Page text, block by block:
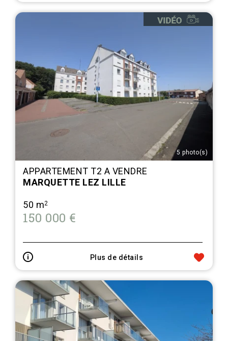
5 photo(s)
APPARTEMENT T2 A VENDRE
MARQUETTE LEZ LILLE
50 m2
150 000 €
Plus de détails